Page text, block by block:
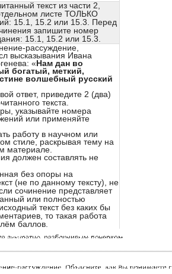
текст из части 2,
листе ТОЛЬКО
15.1, 15.2 или 15.3. Перед
запишите номер
15.1, 15.2 или 15.3.
рассуждение,
высказывания Ивана
« Нам дан во
богатый, меткий,
волшебный русский
ответ, приведите 2 (два)
текста.
указывайте номера
или применяйте
работу в научном или
стиле, раскрывая тему на
материале.
должен составлять не
без опоры на
(не по данному тексту), не
сочинение представляет
или полностью
текст без каких бы
то такая работа
баллов.